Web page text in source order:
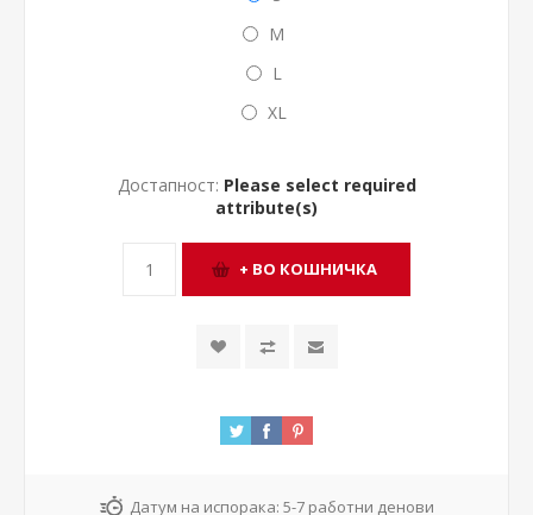
M
L
XL
Достапност: Please select required
attribute(s)
Датум на испорака: 5-7 работни денови